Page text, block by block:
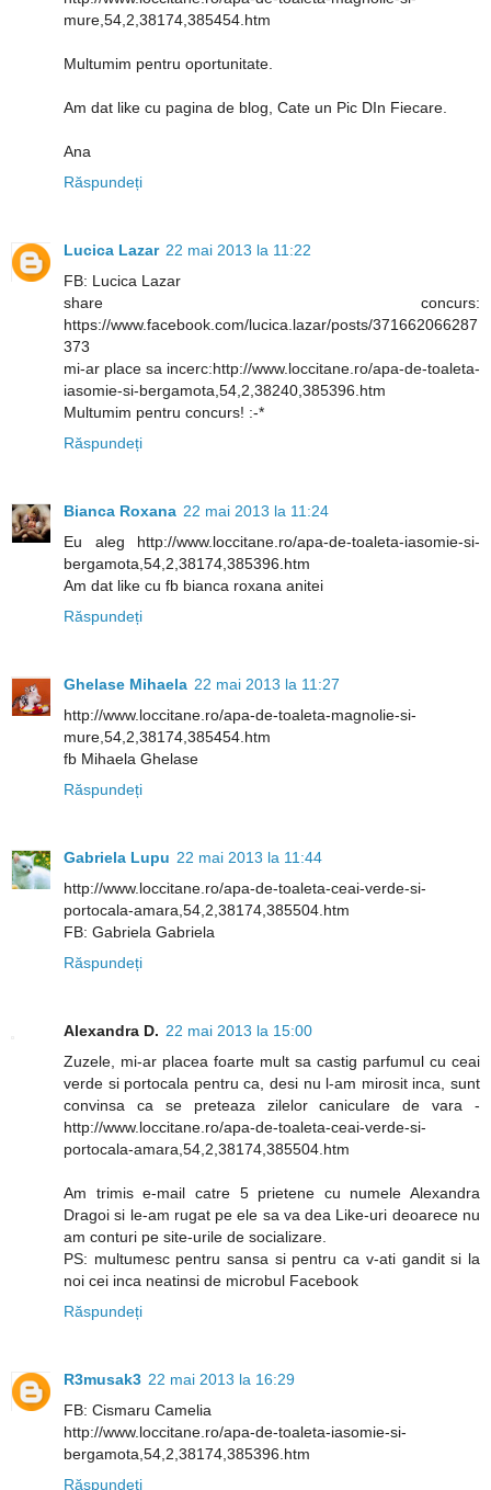
mure,54,2,38174,385454.htm
Multumim pentru oportunitate.
Am dat like cu pagina de blog, Cate un Pic DIn Fiecare.
Ana
Răspundeți
Lucica Lazar 22 mai 2013 la 11:22
FB: Lucica Lazar
share concurs:
https://www.facebook.com/lucica.lazar/posts/371662066287
373
mi-ar place sa incerc:http://www.loccitane.ro/apa-de-toaleta-
iasomie-si-bergamota,54,2,38240,385396.htm
Multumim pentru concurs! :-*
Răspundeți
Bianca Roxana 22 mai 2013 la 11:24
Eu aleg http://www.loccitane.ro/apa-de-toaleta-iasomie-si-
bergamota,54,2,38174,385396.htm
Am dat like cu fb bianca roxana anitei
Răspundeți
Ghelase Mihaela 22 mai 2013 la 11:27
http://www.loccitane.ro/apa-de-toaleta-magnolie-si-
mure,54,2,38174,385454.htm
fb Mihaela Ghelase
Răspundeți
Gabriela Lupu 22 mai 2013 la 11:44
http://www.loccitane.ro/apa-de-toaleta-ceai-verde-si-
portocala-amara,54,2,38174,385504.htm
FB: Gabriela Gabriela
Răspundeți
Alexandra D. 22 mai 2013 la 15:00
Zuzele, mi-ar placea foarte mult sa castig parfumul cu ceai
verde si portocala pentru ca, desi nu l-am mirosit inca, sunt
convinsa ca se preteaza zilelor caniculare de vara -
http://www.loccitane.ro/apa-de-toaleta-ceai-verde-si-
portocala-amara,54,2,38174,385504.htm
Am trimis e-mail catre 5 prietene cu numele Alexandra
Dragoi si le-am rugat pe ele sa va dea Like-uri deoarece nu
am conturi pe site-urile de socializare.
PS: multumesc pentru sansa si pentru ca v-ati gandit si la
noi cei inca neatinsi de microbul Facebook
Răspundeți
R3musak3 22 mai 2013 la 16:29
FB: Cismaru Camelia
http://www.loccitane.ro/apa-de-toaleta-iasomie-si-
bergamota,54,2,38174,385396.htm
Răspundeți